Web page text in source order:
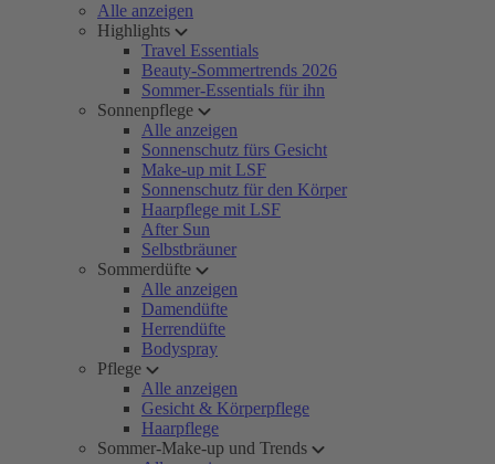
Alle anzeigen
Highlights
Travel Essentials
Beauty-Sommertrends 2026
Sommer-Essentials für ihn
Sonnenpflege
Alle anzeigen
Sonnenschutz fürs Gesicht
Make-up mit LSF
Sonnenschutz für den Körper
Haarpflege mit LSF
After Sun
Selbstbräuner
Sommerdüfte
Alle anzeigen
Damendüfte
Herrendüfte
Bodyspray
Pflege
Alle anzeigen
Gesicht & Körperpflege
Haarpflege
Sommer-Make-up und Trends